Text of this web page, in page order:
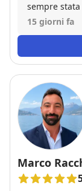
sempre
del percorso di vendita Alta
15 giorni fa
Marco